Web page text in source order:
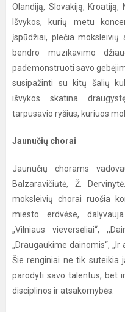
Olandiją, Slovakiją, Kroatiją,
Išvykos, kurių metu
įspūdžiai, plečia
bendro muzikavimo
pademonstruoti savo
susipažinti su kitų šalių
išvykos skatina
tarpusavio ryšius, kuriuos
Jaunučių chorai
Jaunučių chorams
Balzaravičiūtė, Ž.
moksleivių chorai ruošia
miesto erdvėse,
„Vilniaus vieversėliai“,
„Draugaukime dainomis“,
Šie renginiai ne tik suteikia
parodyti savo talentus, bet
disciplinos ir atsakomybės.